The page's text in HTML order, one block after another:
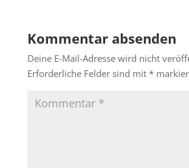
Kommentar absenden
Deine E-Mail-Adresse wird nicht
Erforderliche Felder sind mit *